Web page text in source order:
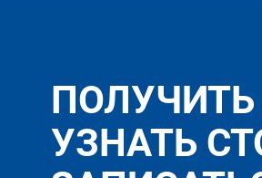
УЗНАТЬ